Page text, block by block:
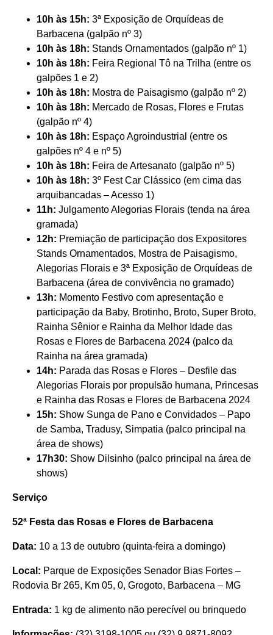
10h às 15h: 3ª Exposição de Orquídeas de
Barbacena (galpão nº 3)
10h às 18h: Stands Ornamentados (galpão nº 1)
10h às 18h: Feira Regional Tô na Trilha (entre os
galpões 1 e 2)
10h às 18h: Mostra de Paisagismo (galpão nº 2)
10h às 18h: Mercado de Rosas, Flores e Frutas
(galpão nº 4)
10h às 18h: Espaço Agroindustrial (entre os
galpões nº 4 e nº 5)
10h às 18h: Feira de Artesanato (galpão nº 5)
10h às 18h: 3º Fest Car Clássico (em cima das
arquibancadas – Acesso 1)
11h: Julgamento Alegorias Florais (tenda na área
gramada)
12h: Premiação de participação dos Expositores
Stands Ornamentados, Mostra de Paisagismo,
Alegorias Florais e 3ª Exposição de Orquídeas de
Barbacena (área de convivência no gramado)
13h: Momento Festivo com apresentação e
participação da Baby, Brotinho, Broto, Super Broto,
Rainha Sênior e Rainha da Melhor Idade das
Rosas e Flores de Barbacena 2024 (palco da
Rainha na área gramada)
14h: Parada das Rosas e Flores – Desfile das
Alegorias Florais por propulsão humana, Princesas
e Rainha das Rosas e Flores de Barbacena 2024
15h: Show Sunga de Pano e Convidados – Papo
de Samba, Tradusy, Simpatia (palco principal na
área de shows)
17h30: Show Dilsinho (palco principal na área de
shows)
Serviço
52ª Festa das Rosas e Flores de Barbacena
Data: 10 a 13 de outubro (quinta-feira a domingo)
Local: Parque de Exposições Senador Bias Fortes –
Rodovia Br 265, Km 05, 0, Grogoto, Barbacena – MG
Entrada: 1 kg de alimento não perecível ou brinquedo